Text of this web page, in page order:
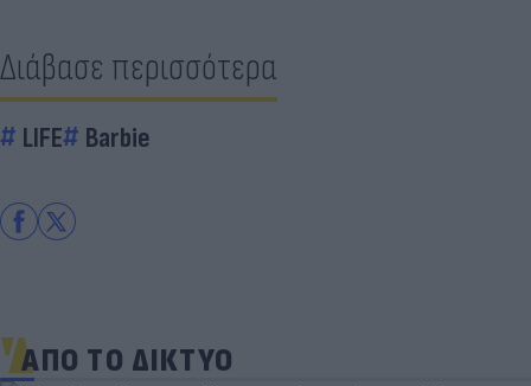
Διάβασε περισσότερα
LIFE Barbie
ΑΠΟ ΤΟ ΔΙΚΤΥΟ